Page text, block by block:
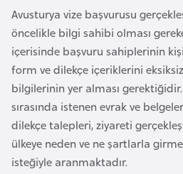
Avusturya vize başvurusu
öncelikle bilgi sahibi olması
içerisinde başvuru sahiplerinin
form ve dilekçe içeriklerini
bilgilerinin yer alması gerektiğidir.
sırasında istenen evrak ve
dilekçe talepleri, ziyareti
ülkeye neden ve ne şartlarla
isteğiyle aranmaktadır.
z
e
r
b
a
y
c
a
n